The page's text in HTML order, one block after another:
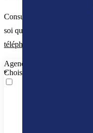
Consultez notre
soi que vous pouvez
téléphone
Agence de départ
Choisissez une agence de